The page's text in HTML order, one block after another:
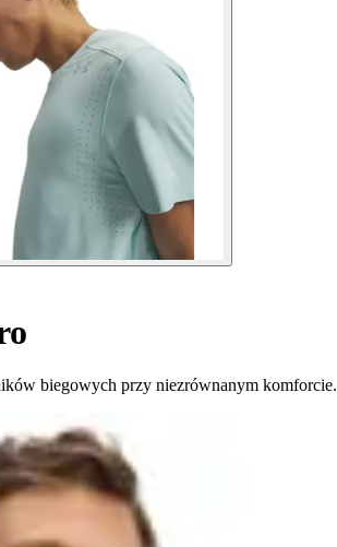
biegowych przy niezrównanym komforcie.